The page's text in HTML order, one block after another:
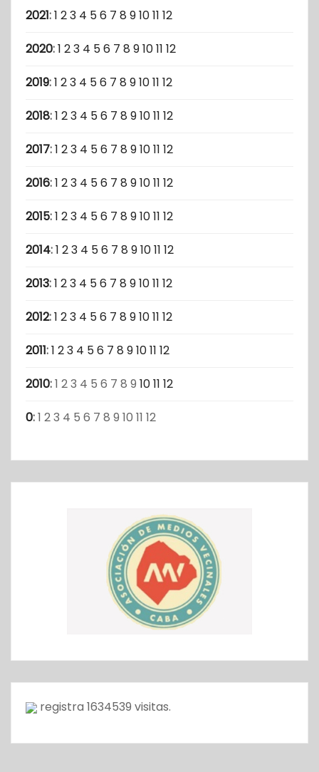
2021:1 23 4 56 7 8 91011 12
2020:1 23 4 56 7 8 91011 12
2019:1 23 4 56 7 8 91011 12
2018:1 23 4 56 7 8 91011 12
2017:1 23 4 56 7 8 91011 12
2016:1 23 4 56 7 8 91011 12
2015:1 23 4 56 7 8 91011 12
2014:1 23 4 56 7 8 91011 12
2013:1 23 4 56 7 8 91011 12
2012:1 23 4 56 7 8 91011 12
2011:1 23 4 56 7 8 91011 12
2010:1 23 4 5 6 7 8 9 1011 12
0:1 23 4 5 6 7 8 9 10 11 12
registra 1634539 visitas.